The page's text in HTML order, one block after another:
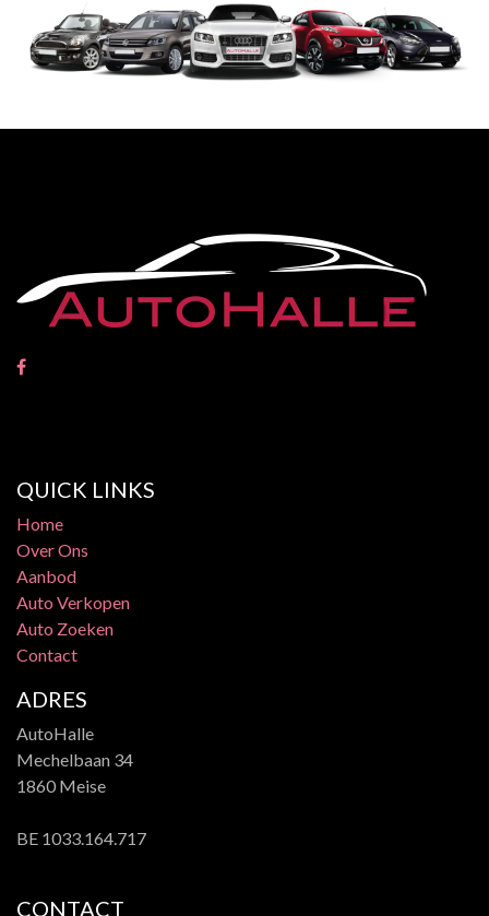
QUICK LINKS
Home
Over Ons
Aanbod
Auto Verkopen
Auto Zoeken
Contact
ADRES​
AutoHalle
Mechelbaan 34
1860 Meise
BE 1033.164.717
CONTACT